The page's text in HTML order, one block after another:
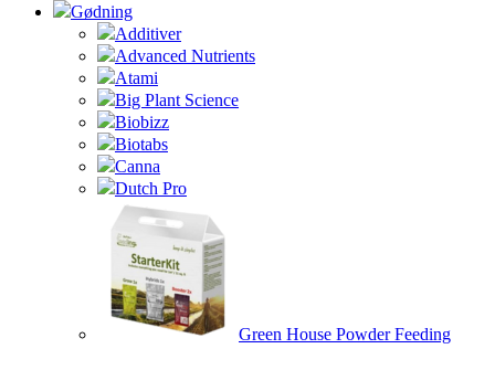
Gødning
Additiver
Advanced Nutrients
Atami
Big Plant Science
Biobizz
Biotabs
Canna
Dutch Pro
Green House Powder Feeding